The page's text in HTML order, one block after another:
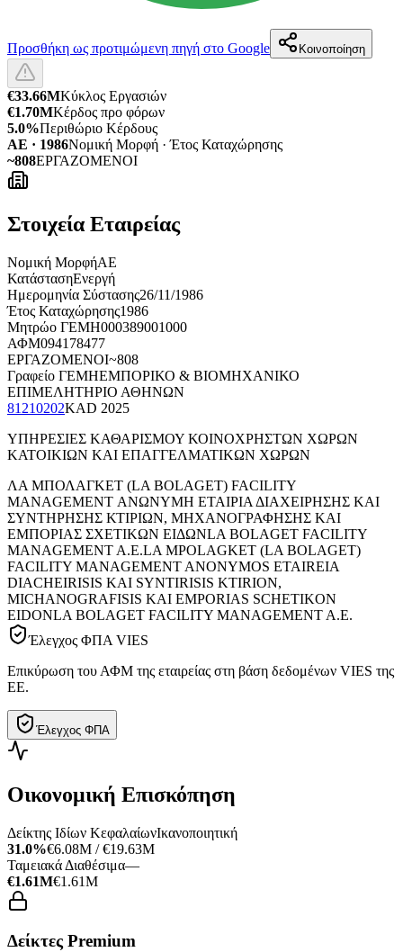
Προσθήκη ως προτιμώμενη πηγή στο Google Κοινοποίηση
€33.66MΚύκλος Εργασιών
€1.70MΚέρδος προ φόρων
5.0%Περιθώριο Κέρδους
ΑΕ · 1986Νομική Μορφή · Έτος Καταχώρησης
~808ΕΡΓΑΖΟΜΕΝΟΙ
Στοιχεία Εταιρείας
Νομική ΜορφήΑΕ
ΚατάστασηΕνεργή
Ημερομηνία Σύστασης26/11/1986
Έτος Καταχώρησης1986
Μητρώο ΓΕΜΗ000389001000
ΑΦΜ094178477
ΕΡΓΑΖΟΜΕΝΟΙ~808
Γραφείο ΓΕΜΗΕΜΠΟΡΙΚΟ & ΒΙΟΜΗΧΑΝΙΚΟ
ΕΠΙΜΕΛΗΤΗΡΙΟ ΑΘΗΝΩΝ
81210202KAD 2025
ΥΠΗΡΕΣΙΕΣ ΚΑΘΑΡΙΣΜΟΥ ΚΟΙΝΟΧΡΗΣΤΩΝ ΧΩΡΩΝ
ΚΑΤΟΙΚΙΩΝ ΚΑΙ ΕΠΑΓΓΕΛΜΑΤΙΚΩΝ ΧΩΡΩΝ
ΛΑ ΜΠΟΛΑΓΚΕΤ (LA BOLAGET) FACILITY
MANAGEMENT ΑΝΩΝΥΜΗ ΕΤΑΙΡΙΑ ΔΙΑΧΕΙΡΗΣΗΣ ΚΑΙ
ΣΥΝΤΗΡΗΣΗΣ ΚΤΙΡΙΩΝ, ΜΗΧΑΝΟΓΡΑΦΗΣΗΣ ΚΑΙ
ΕΜΠΟΡΙΑΣ ΣΧΕΤΙΚΩΝ ΕΙΔΩΝLA BOLAGET FACILITY
MANAGEMENT A.E.LA MPOLAGKET (LA BOLAGET)
FACILITY MANAGEMENT ANONYMOS ETAIREIA
DIACHEIRISIS KAI SYNTIRISIS KTIRION,
MICHANOGRAFISIS KAI EMPORIAS SCHETIKON
EIDONLA BOLAGET FACILITY MANAGEMENT A.E.
Έλεγχος ΦΠΑ VIES
Επικύρωση του ΑΦΜ της εταιρείας στη βάση δεδομένων VIES της
ΕΕ.
Έλεγχος ΦΠΑ
Οικονομική Επισκόπηση
Δείκτης Ιδίων ΚεφαλαίωνΙκανοποιητική
31.0%€6.08M / €19.63M
Ταμειακά Διαθέσιμα—
€1.61M€1.61M
Δείκτες Premium